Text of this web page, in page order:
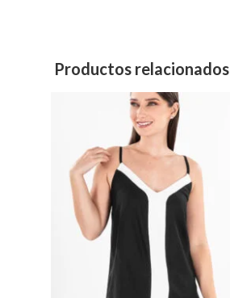
Productos relacionados